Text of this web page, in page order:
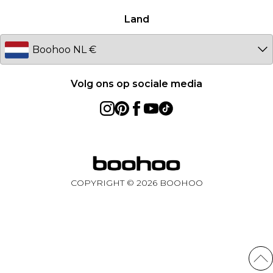
Germany
Land
Volg ons op sociale media
COPYRIGHT © 2026BOOHOO